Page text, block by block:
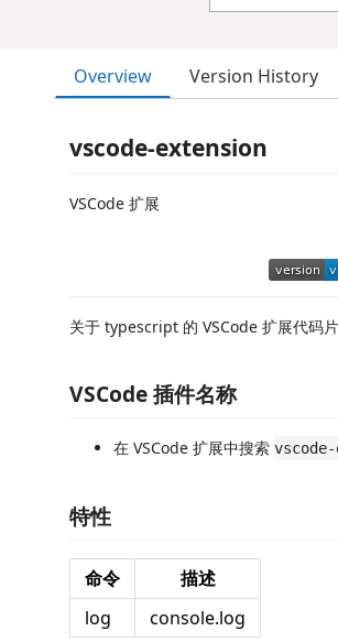
Overview Version History
vscode-extension
VSCode 扩展
关于 typescript 的 VSCode 扩展代码
VSCode 插件名称
在 VSCode 扩展中搜索
特性
命令
描述
log
console.log